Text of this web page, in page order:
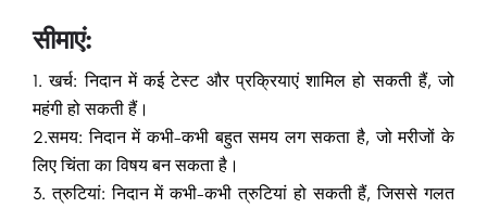
सीमाएं:
1. खर्च: निदान में कई टेस्ट और प्रक्रियाएं शामिल हो सकती हैं, जो
महंगी हो सकती हैं।
2.समय: निदान में कभी-कभी बहुत समय लग सकता है, जो मरीजों के
लिए चिंता का विषय बन सकता है।
3. त्रुटियां: निदान में कभी-कभी त्रुटियां हो सकती हैं, जिससे गलत